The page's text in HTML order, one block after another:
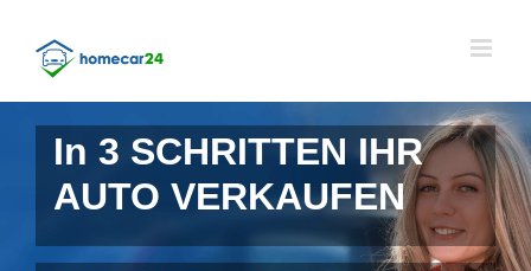
content
In 3 SCHRITTEN IHR
AUTO VERKAUFEN